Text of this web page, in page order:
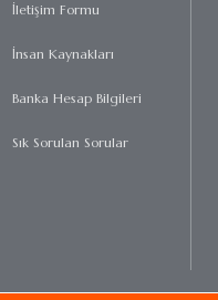
İletişim Formu
İnsan Kaynakları
Banka Hesap Bilgileri
Sık Sorulan Sorular